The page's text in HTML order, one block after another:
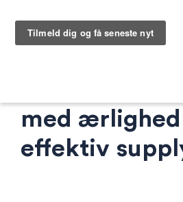
med ærlighed
effektiv